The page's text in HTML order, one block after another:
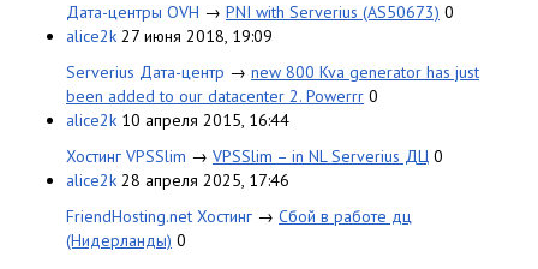
Дата-центры OVH → PNI with Serverius (AS50673) 0
alice2k 27 июня 2018, 19:09
Serverius Дата-центр → new 800 Kva generator has just
been added to our datacenter 2. Powerrr 0
alice2k 10 апреля 2015, 16:44
Хостинг VPSSlim → VPSSlim – in NL Serverius ДЦ 0
alice2k 28 апреля 2025, 17:46
FriendHosting.net Хостинг → Сбой в работе дц
(Нидерланды) 0